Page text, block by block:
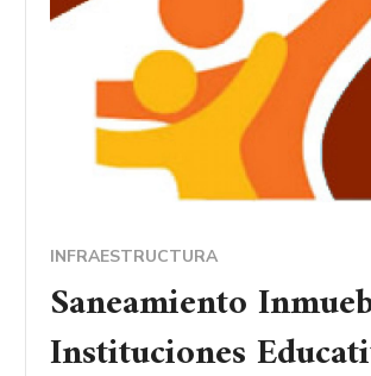
INFRAESTRUCTURA
Saneamiento
Instituciones